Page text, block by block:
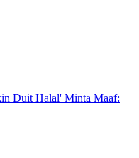
Duit Halal' Minta Maaf: